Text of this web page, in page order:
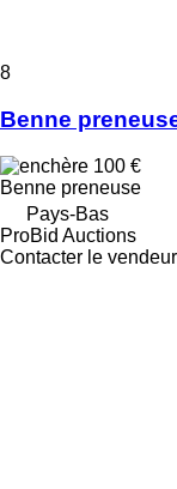
8
Benne
100 €
Benne preneuse
Pays-Bas
ProBid Auctions
Contacter le vendeur